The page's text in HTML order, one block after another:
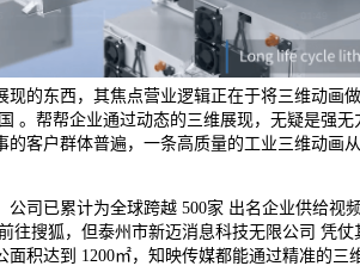
现的东西，其焦点营业逻辑正在于将三维动画
。帮帮企业通过动态的三维展现，无疑是强
的客户群体普遍，一条高质量的工业三维动画
已累计为全球跨越 500家 出名企业供给视
往搜狐，但泰州市新迈消息科技无限公司 凭
面积达到 1200㎡，知映传媒都能通过精准的三